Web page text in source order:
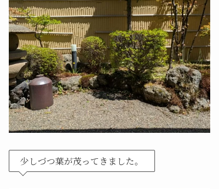
少しづつ葉が茂ってきました。